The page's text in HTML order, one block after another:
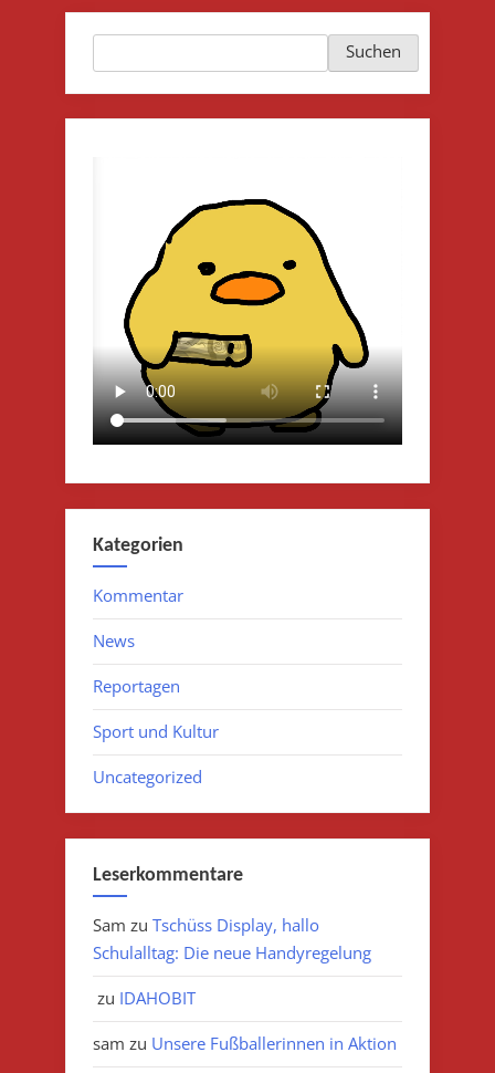
Beiträge
Suchen
Kategorien
Kommentar
News
Reportagen
Sport und Kultur
Uncategorized
Leserkommentare
Sam zu Tschüss Display, hallo
Schulalltag: Die neue Handyregelung
zu IDAHOBIT
sam zu Unsere Fußballerinnen in Aktion